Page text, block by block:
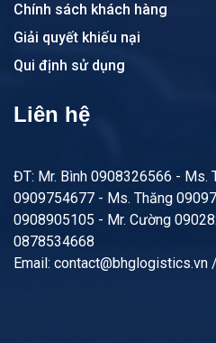
Chính sách khách hàng
Giải quyết khiếu nại
Qui định sử dụng
Liên hệ
ĐT: Mr. Bình 0908326566 - Ms.
0909754677 - Ms. Thăng
0908905105 - Mr. Cường
0878534668
Email: